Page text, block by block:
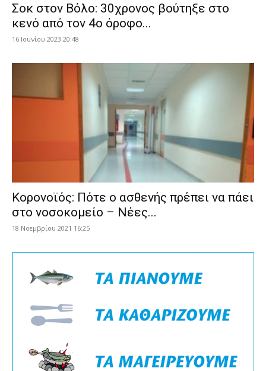
Σοκ στον Βόλο: 30χρονος βούτηξε στο
κενό από τον 4ο όροφο...
16 Ιουνίου 2023 20:48
Κορονοϊός: Πότε ο ασθενής πρέπει να πάει
στο νοσοκομείο – Νέες...
18 Νοεμβρίου 2021 16:25